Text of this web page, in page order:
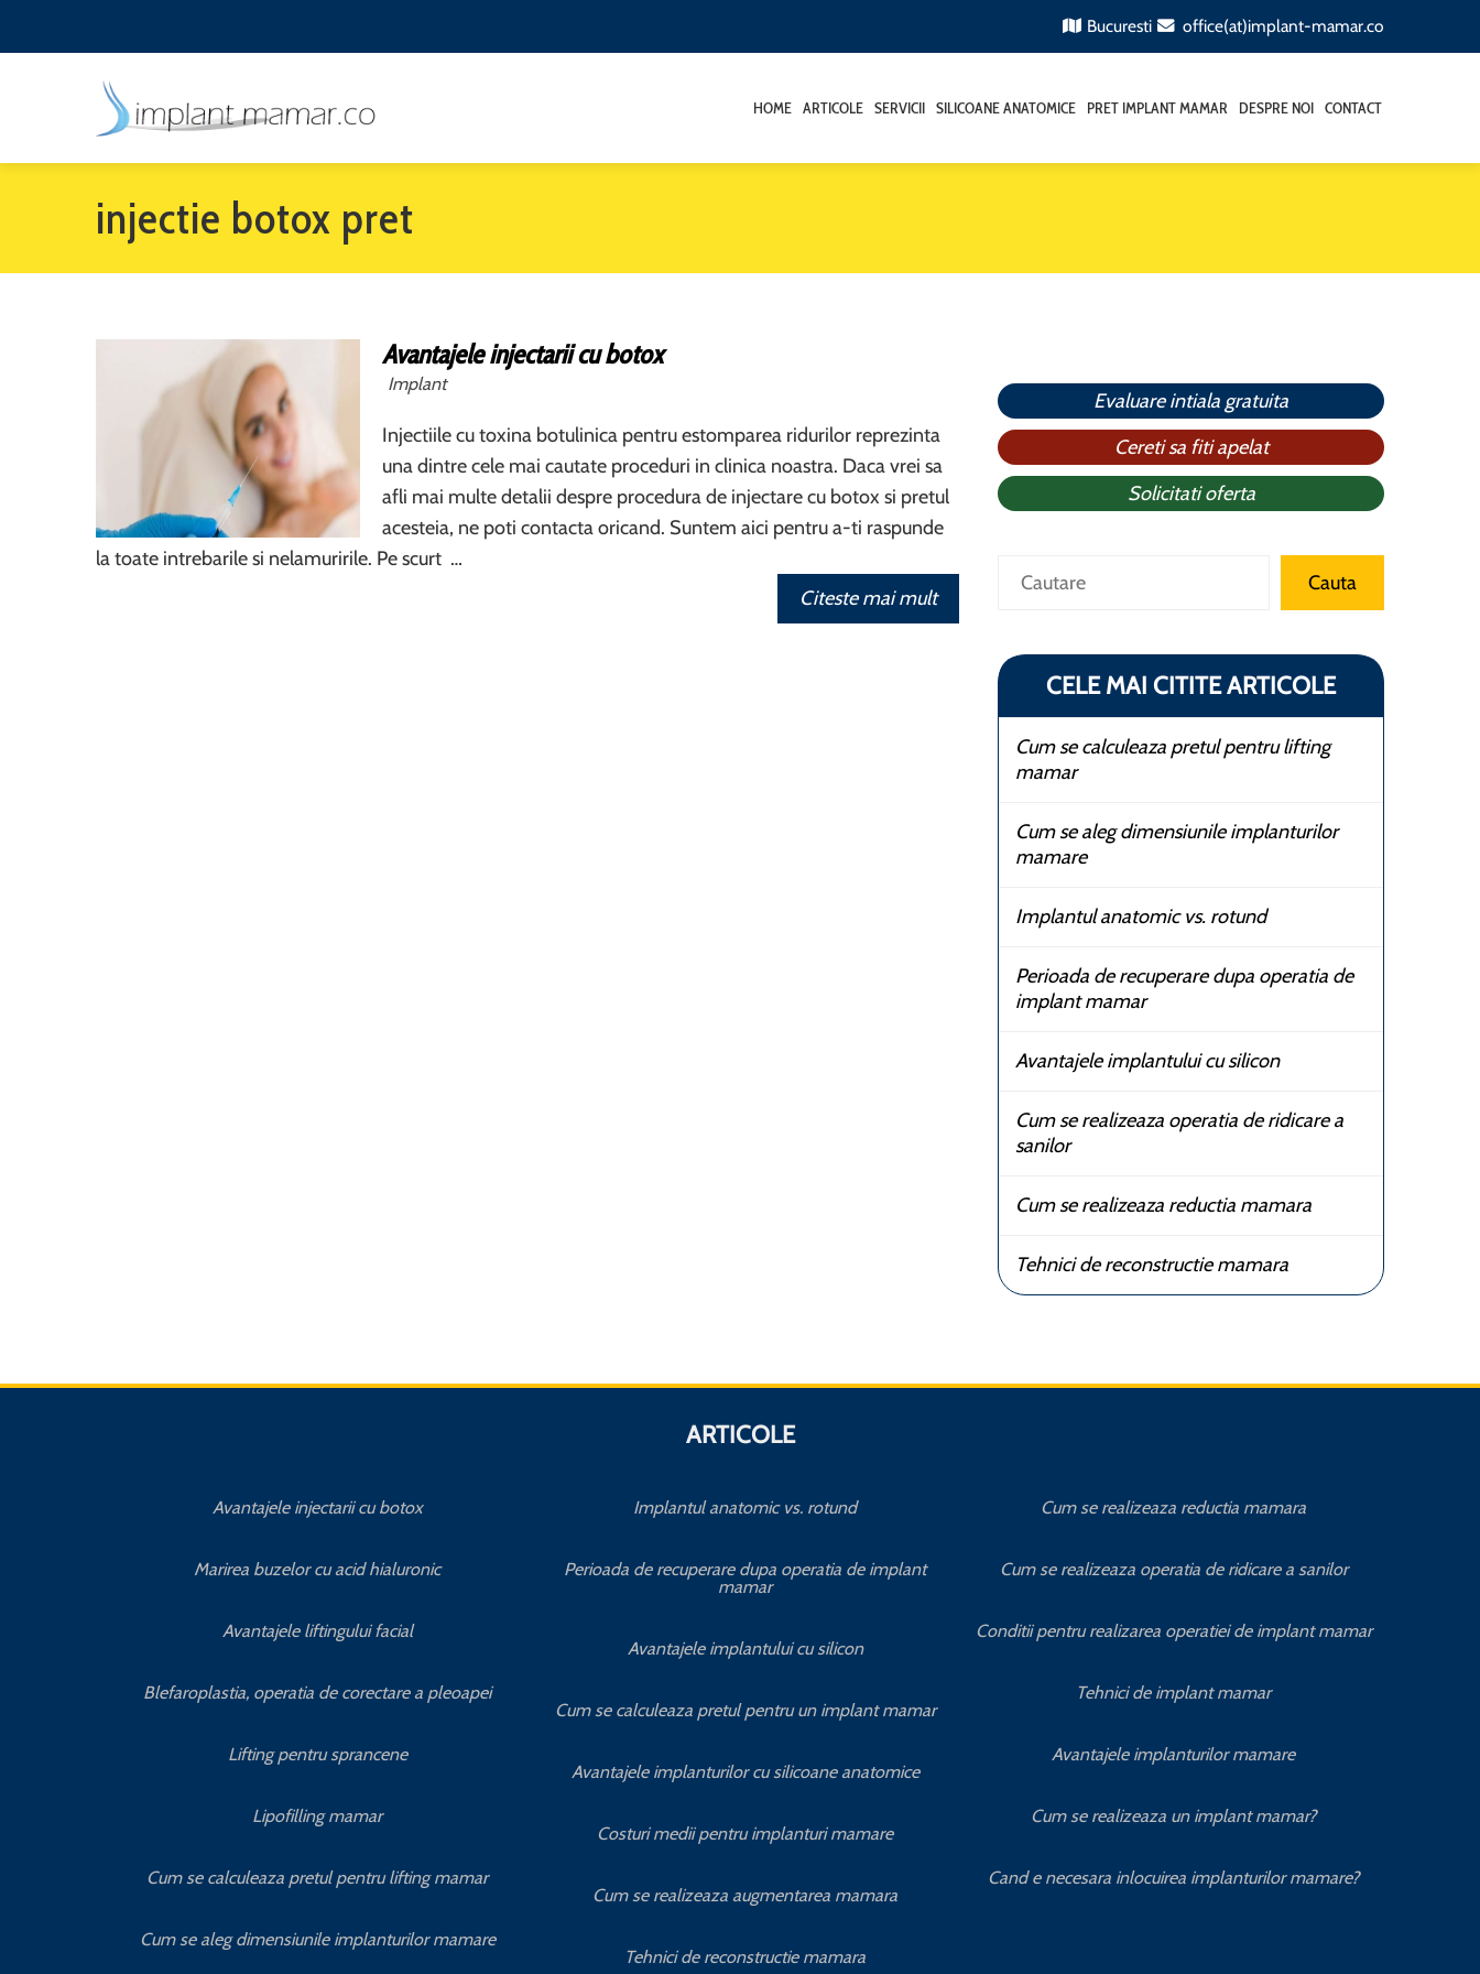
Bucuresti office(at)implant-mamar.co
HOME ARTICOLE SERVICII SILICOANE ANATOMICE PRET IMPLANT MAMAR DESPRE NOI CONTACT
injectie botox pret
Avantajele injectarii cu botox
Implant
Injectiile cu toxina botulinica pentru estomparea ridurilor reprezinta
una dintre cele mai cautate proceduri in clinica noastra. Daca vrei sa
afli mai multe detalii despre procedura de injectare cu botox si pretul
acesteia, ne poti contacta oricand. Suntem aici pentru a-ti raspunde
la toate intrebarile si nelamuririle. Pe scurt …
Citeste mai mult
Evaluare intiala gratuita
Cereti sa fiti apelat
Solicitati oferta
Caută Cauta
CELE MAI CITITE ARTICOLE
Cum se calculeaza pretul pentru lifting
mamar
Cum se aleg dimensiunile implanturilor
mamare
Implantul anatomic vs. rotund
Perioada de recuperare dupa operatia de
implant mamar
Avantajele implantului cu silicon
Cum se realizeaza operatia de ridicare a
sanilor
Cum se realizeaza reductia mamara
Tehnici de reconstructie mamara
ARTICOLE
Avantajele injectarii cu botox
Marirea buzelor cu acid hialuronic
Avantajele liftingului facial
Blefaroplastia, operatia de corectare a pleoapei
Lifting pentru sprancene
Lipofilling mamar
Cum se calculeaza pretul pentru lifting mamar
Cum se aleg dimensiunile implanturilor mamare
Implantul anatomic vs. rotund
Perioada de recuperare dupa operatia de implant
mamar
Avantajele implantului cu silicon
Cum se calculeaza pretul pentru un implant mamar
Avantajele implanturilor cu silicoane anatomice
Costuri medii pentru implanturi mamare
Cum se realizeaza augmentarea mamara
Tehnici de reconstructie mamara
Cum se realizeaza reductia mamara
Cum se realizeaza operatia de ridicare a sanilor
Conditii pentru realizarea operatiei de implant mamar
Tehnici de implant mamar
Avantajele implanturilor mamare
Cum se realizeaza un implant mamar?
Cand e necesara inlocuirea implanturilor mamare?